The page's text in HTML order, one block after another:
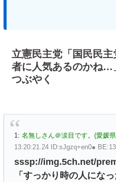
立憲民主党「国民民
者に人気あるのかね
つぶやく
1: 名無しさん＠涙目です。(愛媛
13:20:21.24 ID:sJgzq+en0●
sssp://img.5ch.net/
「すっかり時の人にな